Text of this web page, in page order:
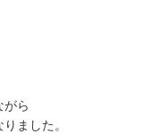
がら
ました。